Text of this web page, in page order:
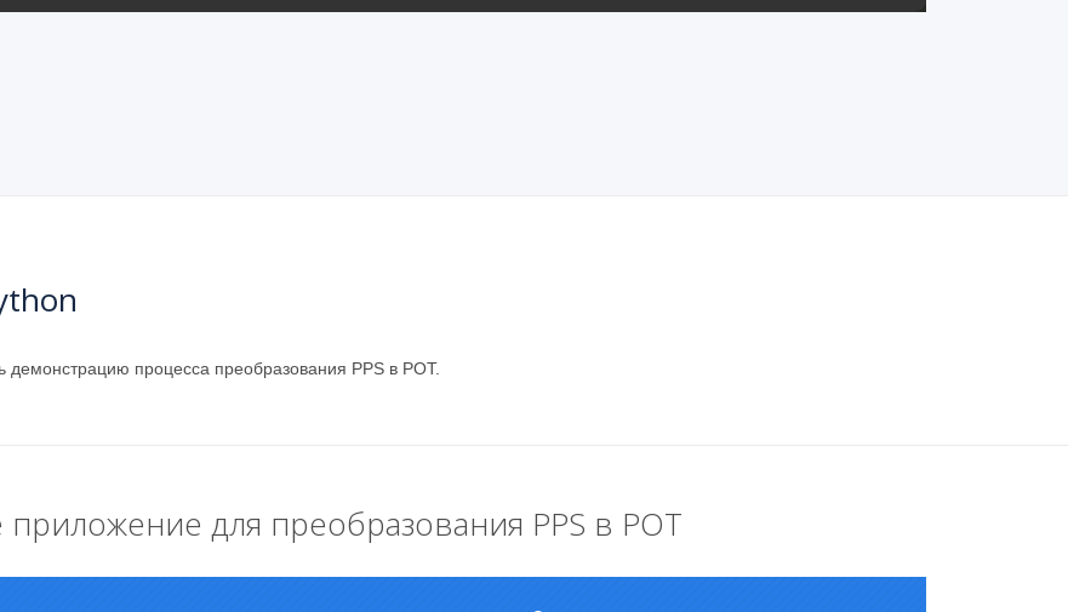
процесса преобразования PPS в POT.
приложение для преобразования PPS в POT